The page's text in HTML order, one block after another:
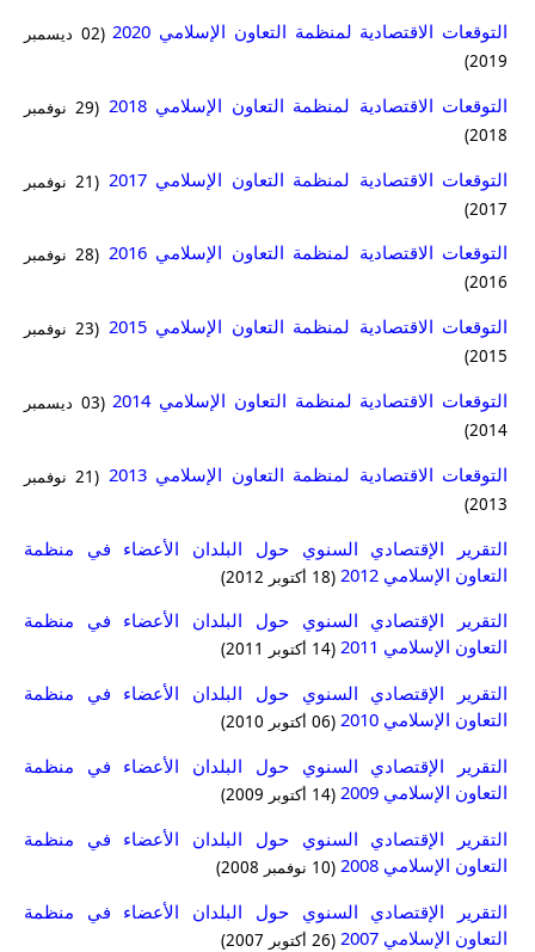
التوقعات الاقتصادية لمنظمة التعاون الإسلامي 2020
(02 ديسمبر
2019)
التوقعات الاقتصادية لمنظمة التعاون الإسلامي 2018
(29 نوفمبر
2018)
التوقعات الاقتصادية لمنظمة التعاون الإسلامي 2017
(21 نوفمبر
2017)
التوقعات الاقتصادية لمنظمة التعاون الإسلامي 2016
(28 نوفمبر
2016)
التوقعات الاقتصادية لمنظمة التعاون الإسلامي 2015
(23 نوفمبر
2015)
التوقعات الاقتصادية لمنظمة التعاون الإسلامي 2014
(03 ديسمبر
2014)
التوقعات الاقتصادية لمنظمة التعاون الإسلامي 2013
(21 نوفمبر
2013)
التقرير الإقتصادي السنوي حول البلدان الأعضاء في منظمة
التعاون الإسلامي 2012
(18 أكتوبر 2012)
التقرير الإقتصادي السنوي حول البلدان الأعضاء في منظمة
التعاون الإسلامي 2011
(14 أكتوبر 2011)
التقرير الإقتصادي السنوي حول البلدان الأعضاء في منظمة
التعاون الإسلامي 2010
(06 أكتوبر 2010)
التقرير الإقتصادي السنوي حول البلدان الأعضاء في منظمة
التعاون الإسلامي 2009
(14 أكتوبر 2009)
التقرير الإقتصادي السنوي حول البلدان الأعضاء في منظمة
التعاون الإسلامي 2008
(10 نوفمبر 2008)
التقرير الإقتصادي السنوي حول البلدان الأعضاء في منظمة
التعاون الإسلامي 2007
(26 أكتوبر 2007)